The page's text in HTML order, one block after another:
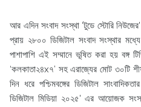
আর এদিন সংবাদ সংস্থা ‘টুডে স্টোরি
প্রায় ২৮০০ ডিজিটাল সংবাদ সংস্থার
পাশাপাশি এই সম্মানে ভূষিত করা হয় বঙ্গ
‘কলকাতা২৪x৭’ সহ এরাজ্যের মোট ৩০টি
দিন ধরে পশ্চিমবঙ্গের ডিজিটাল
ডিজিটাল মিডিয়া ২০২৫' এর আয়োজক